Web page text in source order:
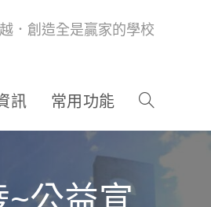
．創造全是贏家的學校
訊 常用功能